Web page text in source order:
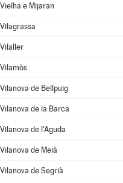
Vielha e Mijaran
Vilagrassa
Vilaller
Vilamòs
Vilanova de Bellpuig
Vilanova de la Barca
Vilanova de l'Aguda
Vilanova de Meià
Vilanova de Segrià